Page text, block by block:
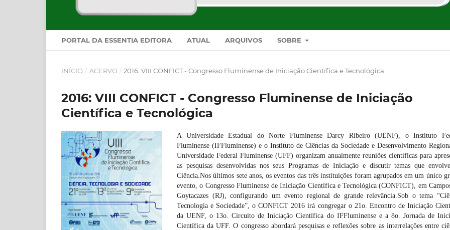
PORTAL DA ESSENTIA EDITORA ATUAL ARQUIVOS SOBRE
INÍCIO / ACERVO / 2016: VIII CONFICT - Congresso Fluminense de Iniciação Científica e Tecnológica
2016: VIII CONFICT - Congresso Fluminense de Iniciação
Científica e Tecnológica
A Universidade Estadual do Norte Fluminense Darcy Ribeiro (UENF), o Instituto
Fluminense (IFFluminense) e o Instituto de Ciências da Sociedade e Desenvolvimento
Universidade Federal Fluminense (UFF) organizam anualmente reuniões científicas para
as pesquisas desenvolvidas nos seus Programas de Iniciação e discutir temas que
Ciência.Nos últimos sete anos, os eventos das três instituições foram agrupados em um único
evento, o Congresso Fluminense de Iniciação Científica e Tecnológica (CONFICT), em
Goytacazes (RJ), configurando um evento regional de grande relevância.Sob o tema
Tecnologia e Sociedade”, o CONFICT 2016 irá congregar o 21o. Encontro de Iniciação
da UENF, o 13o. Circuito de Iniciação Científica do IFFluminense e a 8o. Jornada de
Científica da UFF. O congresso abordará pesquisas e reflexões sobre as interrelações entre